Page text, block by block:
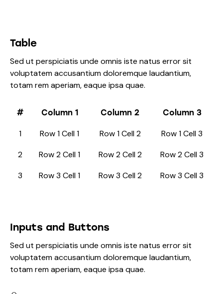
Table
Sed ut perspiciatis unde omnis iste natus error sit
voluptatem accusantium doloremque laudantium,
totam rem aperiam, eaque ipsa quae.
# Column 1 Column 2 Column 3
1 Row 1 Cell 1 Row 1 Cell 2
Row 1 Cell 3
2
Row 2 Cell 1 Row 2 Cell 2
Row 2 Cell 3
3
Row 3 Cell 1 Row 3 Cell 2 Row 3 Cell 3
Inputs and Buttons
Sed ut perspiciatis unde omnis iste natus error sit
voluptatem accusantium doloremque laudantium,
totam rem aperiam, eaque ipsa quae.